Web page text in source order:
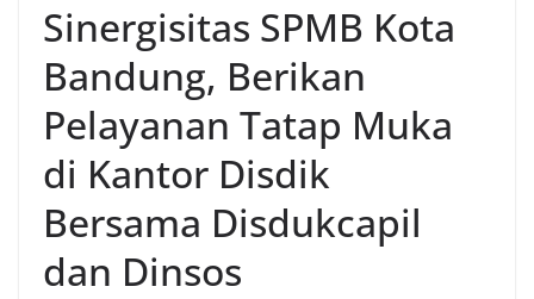
Sinergisitas SPMB Kota
Bandung, Berikan
Pelayanan Tatap Muka
di Kantor Disdik
Bersama Disdukcapil
dan Dinsos